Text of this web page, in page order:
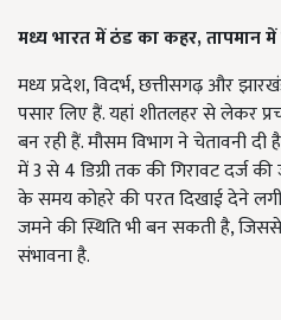
मध्य भारत में ठंड का कहर,तापमान
मध्य प्रदेश, विदर्भ, छत्तीसगढ़ और
पसार लिए हैं. यहां शीतलहर से लेकर
बन रही हैं. मौसम विभाग ने चेतावनी
में 3 से 4 डिग्री तक की गिरावट दर्ज
के समय कोहरे की परत दिखाई देने लगी
जमने की स्थिति भी बन सकती है,
संभावना है.